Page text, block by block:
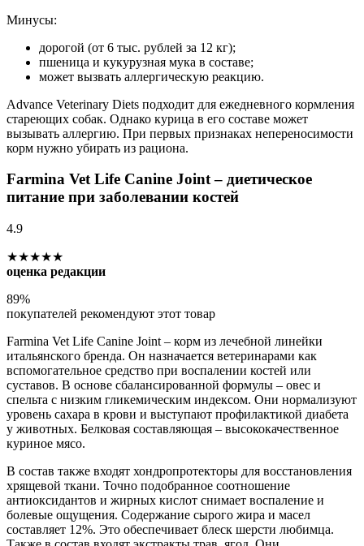
Минусы:
дорогой (от 6 тыс. рублей за 12 кг);
пшеница и кукурузная мука в составе;
может вызвать аллергическую реакцию.
Advance Veterinary Diets подходит для ежедневного кормления
стареющих собак. Однако курица в его составе может
вызывать аллергию. При первых признаках непереносимости
корм нужно убирать из рациона.
Farmina Vet Life Canine Joint – диетическое
питание при заболевании костей
4.9
★★★★★
оценка редакции
89%
покупателей рекомендуют этот товар
Farmina Vet Life Canine Joint – корм из лечебной линейки
итальянского бренда. Он назначается ветеринарами как
вспомогательное средство при воспалении костей или
суставов. В основе сбалансированной формулы – овес и
спельта с низким гликемическим индексом. Они нормализуют
уровень сахара в крови и выступают профилактикой диабета
у животных. Белковая составляющая – высококачественное
куриное мясо.
В состав также входят хондропротекторы для восстановления
хрящевой ткани. Точно подобранное соотношение
антиоксидантов и жирных кислот снимает воспаление и
болевые ощущения. Содержание сырого жира и масел
составляет 12%. Это обеспечивает блеск шерсти любимца.